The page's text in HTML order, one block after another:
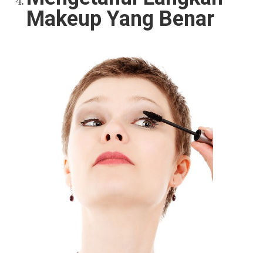
Makeup Yang Benar